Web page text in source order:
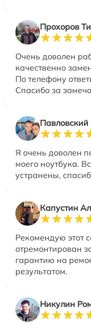
Прохоров
Очень доволен
качественно
По телефону
Спасибо за
Я очень доволен
моего ноутбука.
устранены,
Капустин
Рекомендую этот
отремонтирован
гарантию на
результатом.
Никулин